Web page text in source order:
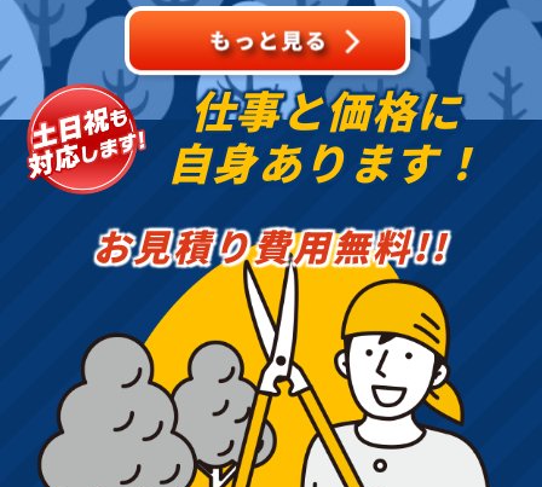
こと、造園・
仕事と価格に
自身あります！
お見積り費用無料!!